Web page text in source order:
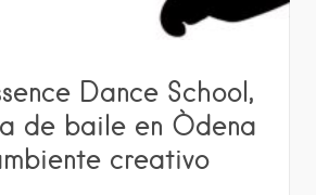
Dance School,
de baile en Òdena
creativo